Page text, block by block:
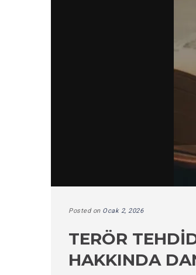
Posted on Ocak 2, 2026
TERÖR
HAKKINDA